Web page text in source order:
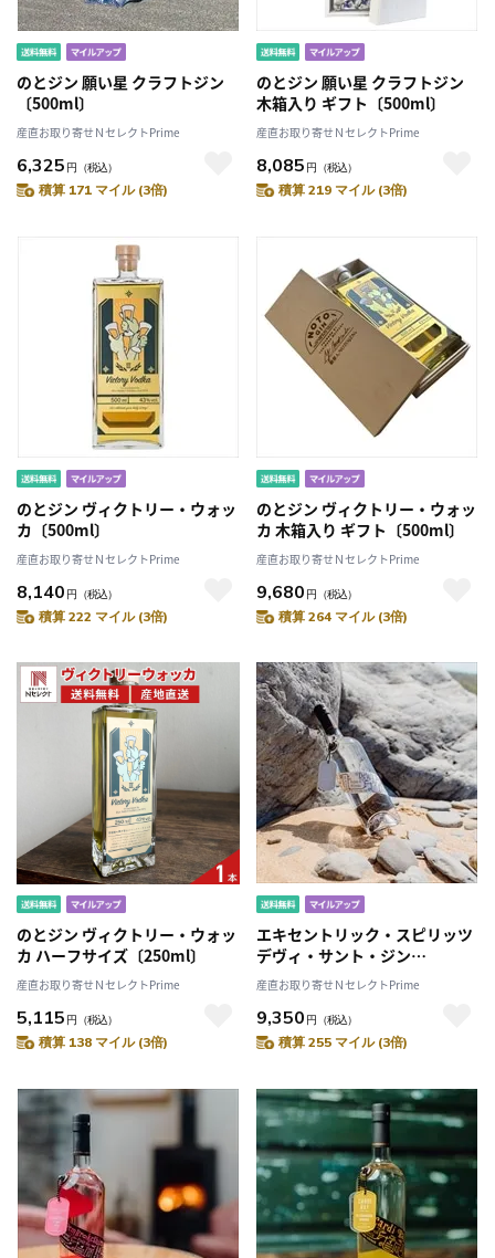
のとジン 願い星 クラフトジン
〔500ml〕
産直お取り寄せＮセレクトPrime
6,325 円 （税込）
積算 171 マイル (3倍)
のとジン 願い星 クラフトジン
木箱入り ギフト〔500ml〕
産直お取り寄せＮセレクトPrime
8,085 円 （税込）
積算 219 マイル (3倍)
のとジン ヴィクトリー・ウォッ
カ〔500ml〕
産直お取り寄せＮセレクトPrime
8,140 円 （税込）
積算 222 マイル (3倍)
のとジン ヴィクトリー・ウォッ
カ 木箱入り ギフト〔500ml〕
産直お取り寄せＮセレクトPrime
9,680 円 （税込）
積算 264 マイル (3倍)
のとジン ヴィクトリー・ウォッ
カ ハーフサイズ〔250ml〕
産直お取り寄せＮセレクトPrime
5,115 円 （税込）
積算 138 マイル (3倍)
エキセントリック・スピリッツ
デヴィ・サント・ジン
〔700ml〕
産直お取り寄せＮセレクトPrime
9,350 円 （税込）
積算 255 マイル (3倍)